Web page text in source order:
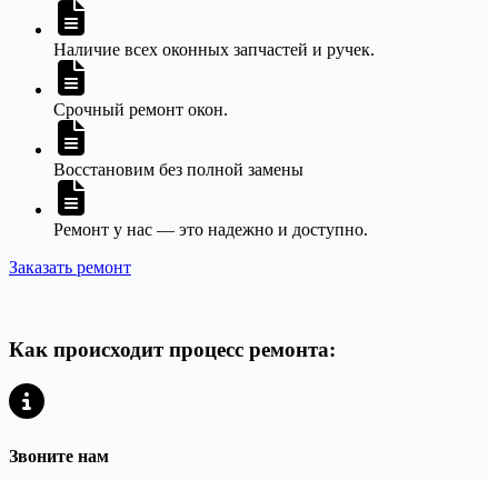
Наличие всех оконных запчастей и ручек.
Срочный ремонт окон.
Восстановим без полной замены
Ремонт у нас — это надежно и доступно.
Заказать ремонт
Как происходит процесс ремонта:
Звоните нам